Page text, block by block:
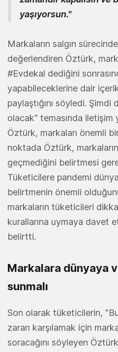
yaşıyorsun."
Markaların salgın
değerlendiren Öztürk,
#Evdekal dediğini
yapabileceklerine dair
paylaştığını söyledi. Şimdi
olacak" temasında iletişim
Öztürk, markaları önemli
noktada Öztürk,
geçmediğini belirtmesi
Tüketicilere pandemi
belirtmenin önemli
markaların tüketicileri
kurallarına uymaya davet
belirtti.
Markalara dünyaya
sunmalı
Son olarak tüketicilerin,
zararı karşılamak için
soracağını söyleyen